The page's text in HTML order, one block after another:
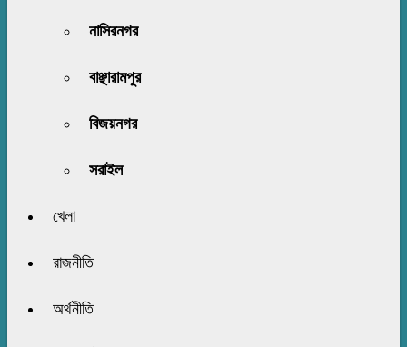
নাসিরনগর
বাঞ্ছারামপুর
বিজয়নগর
সরাইল
খেলা
রাজনীতি
অর্থনীতি